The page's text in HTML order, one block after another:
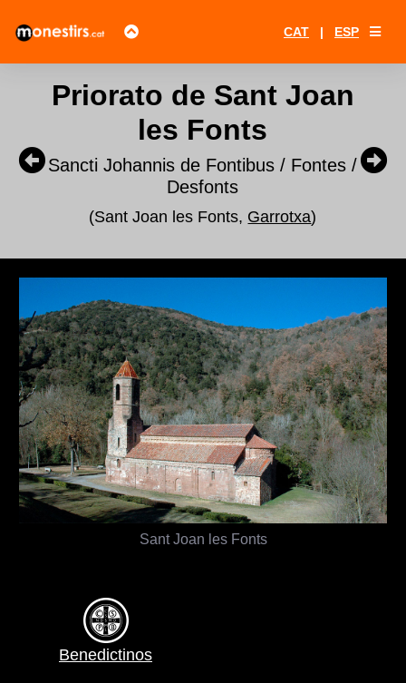
CAT | ESP
Priorato de Sant Joan
les Fonts
Sancti Johannis de Fontibus / Fontes /
Desfonts
(Sant Joan les Fonts, Garrotxa)
Sant Joan les Fonts
Benedictinos